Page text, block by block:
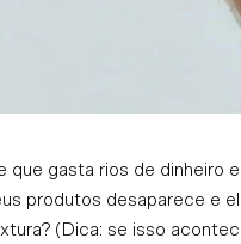
que gasta rios de dinheiro
produtos desaparece e
(Dica: se isso